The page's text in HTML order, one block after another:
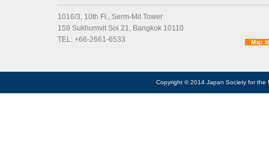
1016/3, 10th Fl., Serm-Mit Tower
159 Sukhumvit Soi 21, Bangkok 10110
TEL: +66-2661-6533
Copyright © 2014 Japan Society for the